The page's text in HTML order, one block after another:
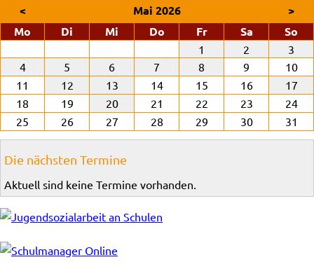
< Mai 2026
>
Mo
Di enstagMi ttwochDonnerstag
Freitag SamstagSo
1 2
3
4
5 6 7 8 9
10
11
12 13 14 15 16
17
18
19 20 21 22 23
24
25
26 27 28 29 30 31
Die nächsten Termine
Aktuell sind keine Termine vorhanden.